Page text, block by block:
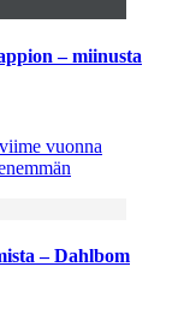
– miinusta
vuonna
– Dahlbom